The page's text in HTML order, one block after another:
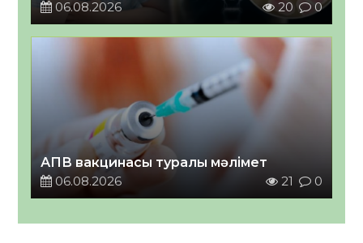
06.08.2026 20 0
АПВ вакцинасы туралы мәлімет
06.08.2026
21 0